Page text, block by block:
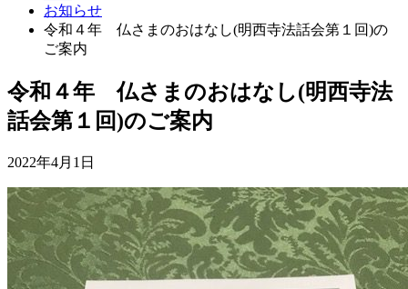
お知らせ
令和４年 仏さまのおはなし(明西寺法話会第１回)の
ご案内
令和４年 仏さまのおはなし(明西寺法
話会第１回)のご案内
2022年4月1日